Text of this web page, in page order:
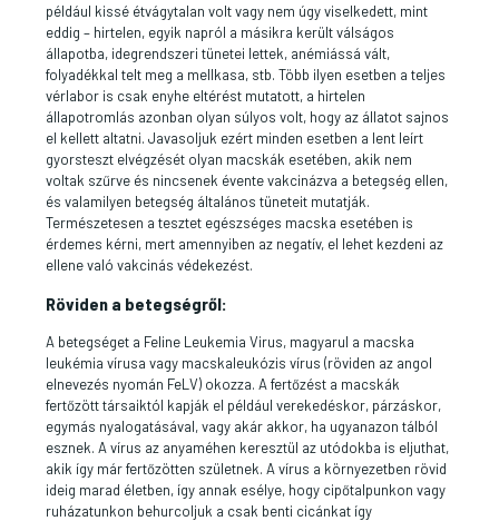
például kissé étvágytalan volt vagy nem úgy viselkedett, mint
eddig – hirtelen, egyik napról a másikra került válságos
állapotba, idegrendszeri tünetei lettek, anémiássá vált,
folyadékkal telt meg a mellkasa, stb. Több ilyen esetben a teljes
vérlabor is csak enyhe eltérést mutatott, a hirtelen
állapotromlás azonban olyan súlyos volt, hogy az állatot sajnos
el kellett altatni. Javasoljuk ezért minden esetben a lent leírt
gyorsteszt elvégzését olyan macskák esetében, akik nem
voltak szűrve és nincsenek évente vakcinázva a betegség ellen,
és valamilyen betegség általános tüneteit mutatják.
Természetesen a tesztet egészséges macska esetében is
érdemes kérni, mert amennyiben az negatív, el lehet kezdeni az
ellene való vakcinás védekezést.
Röviden a betegségről:
A betegséget a Feline Leukemia Virus, magyarul a macska
leukémia vírusa vagy macskaleukózis vírus (röviden az angol
elnevezés nyomán FeLV) okozza. A fertőzést a macskák
fertőzött társaiktól kapják el például verekedéskor, párzáskor,
egymás nyalogatásával, vagy akár akkor, ha ugyanazon tálból
esznek. A vírus az anyaméhen keresztül az utódokba is eljuthat,
akik így már fertőzötten születnek. A vírus a környezetben rövid
ideig marad életben, így annak esélye, hogy cipőtalpunkon vagy
ruházatunkon behurcoljuk a csak benti cicánkat így